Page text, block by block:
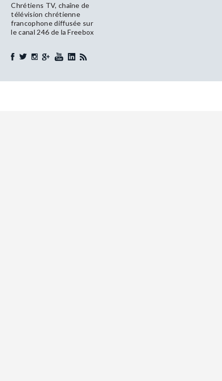
Chrétiens TV, chaîne de
télévision chrétienne
francophone diffusée sur
le canal 246 de la Freebox